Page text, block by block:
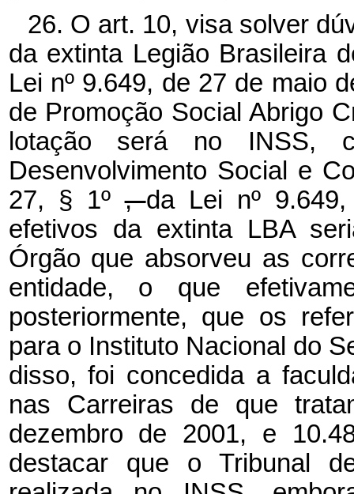
26. O art. 10, visa solver
da extinta Legião Brasileira
Lei nº 9.649, de 27 de maio
de Promoção Social Abrigo
lotação será no INSS,
Desenvolvimento Social e
27, § 1º,da Lei nº
efetivos da extinta LBA
Órgão que absorveu as
entidade, o que
posteriormente, que os
para o Instituto Nacional do
disso, foi concedida a
nas Carreiras de que
dezembro de 2001, e
destacar que o Tribunal